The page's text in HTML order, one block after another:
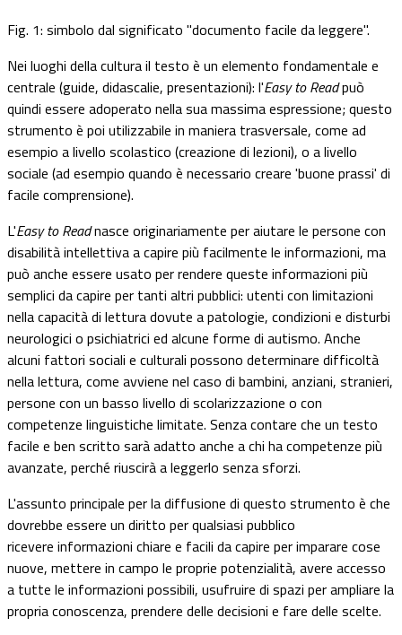
Fig. 1: simbolo dal significato "documento facile da leggere".
Nei luoghi della cultura il testo è un elemento fondamentale e
centrale (guide, didascalie, presentazioni): l'Easy to Readpuò
quindi essere adoperato nella sua massima espressione; questo
strumento è poi utilizzabile in maniera trasversale, come ad
esempio a livello scolastico (creazione di lezioni), o a livello
sociale (ad esempio quando è necessario creare 'buone prassi' di
facile comprensione).
L'Easy to Readnasce originariamente per aiutare le persone con
disabilità intellettiva a capire più facilmente le informazioni, ma
può anche essere usato per rendere queste informazioni più
semplici da capire per tanti altri pubblici: utenti con limitazioni
nella capacità di lettura dovute a patologie, condizioni e disturbi
neurologici o psichiatrici ed alcune forme di autismo. Anche
alcuni fattori sociali e culturali possono determinare difficoltà
nella lettura, come avviene nel caso di bambini, anziani, stranieri,
persone con un basso livello di scolarizzazione o con
competenze linguistiche limitate. Senza contare che un testo
facile e ben scritto sarà adatto anche a chi ha competenze più
avanzate, perché riuscirà a leggerlo senza sforzi.
L'assunto principale per la diffusione di questo strumento è che
dovrebbe essere un diritto per qualsiasi pubblico
ricevere informazioni chiare e facili da capire per imparare cose
nuove, mettere in campo le proprie potenzialità, avere accesso
a tutte le informazioni possibili, usufruire di spazi per ampliare la
propria conoscenza, prendere delle decisioni e fare delle scelte.